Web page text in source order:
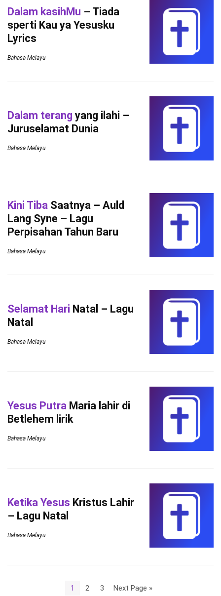
Dalam kasihMu – Tiada
sperti Kau ya Yesusku
Lyrics
Bahasa Melayu
Dalam terang yang ilahi –
Juruselamat Dunia
Bahasa Melayu
Kini Tiba Saatnya – Auld
Lang Syne – Lagu
Perpisahan Tahun Baru
Bahasa Melayu
Selamat Hari Natal – Lagu
Natal
Bahasa Melayu
Yesus Putra Maria lahir di
Betlehem lirik
Bahasa Melayu
Ketika Yesus Kristus Lahir
– Lagu Natal
Bahasa Melayu
1 2 3 Next Page »